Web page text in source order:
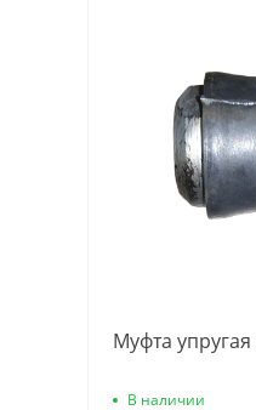
Муфта
В наличии